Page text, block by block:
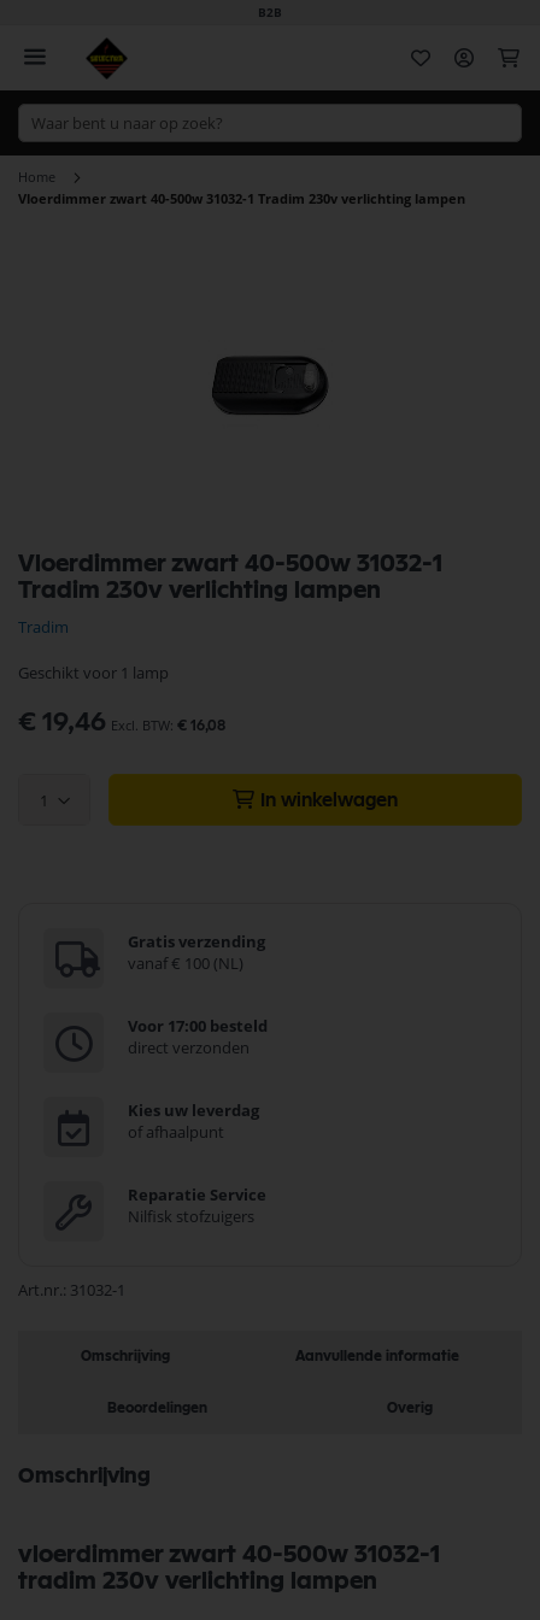
B2B
Home
Vloerdimmer zwart 40-500w 31032-1 Tradim 230v verlichting lampen
Vloerdimmer zwart 40-500w 31032-1
Tradim 230v verlichting lampen
Tradim
Geschikt voor 1 lamp
€ 19,46 € 16,08
1 In winkelwagen
Gratis verzending
vanaf € 100 (NL)
Voor 17:00 besteld
direct verzonden
Kies uw leverdag
of afhaalpunt
Reparatie Service
Nilfisk stofzuigers
Art.nr. 31032-1
naar
het
van
afbeeldingen-
Omschrijving Aanvullende informatie
Beoordelingen Overig
Omschrijving
vloerdimmer zwart 40-500w 31032-1
tradim 230v verlichting lampen